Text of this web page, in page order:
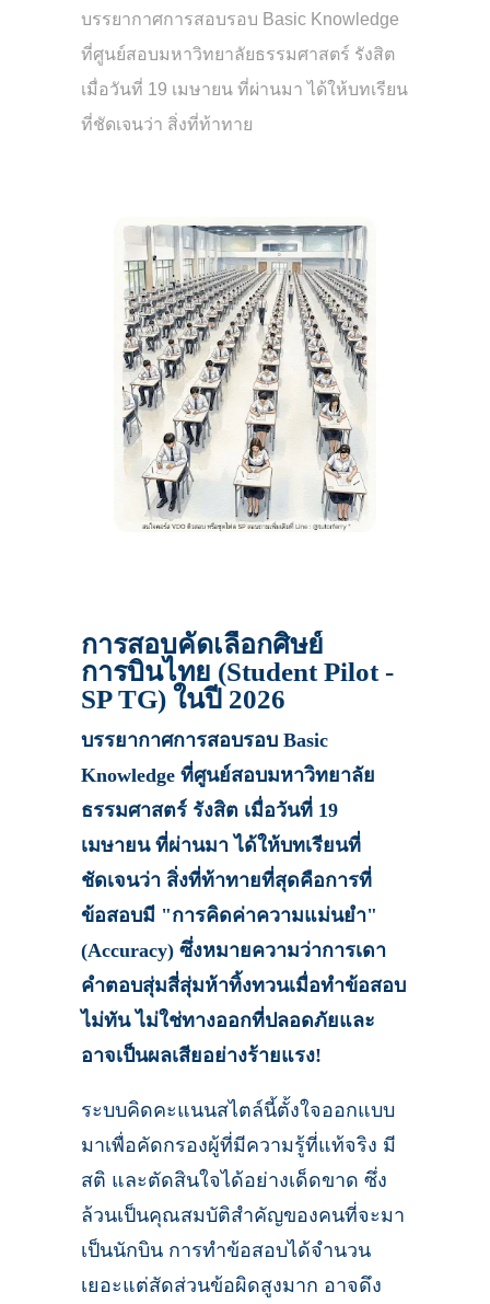
บรรยากาศการสอบรอบ Basic Knowledge
ที่ศูนย์สอบมหาวิทยาลัยธรรมศาสตร์ รังสิต
เมื่อวันที่ 19 เมษายน ที่ผ่านมา ได้ให้บทเรียน
ที่ชัดเจนว่า สิ่งที่ท้าทาย
การสอบคัดเลือกศิษย์
การบินไทย (Student Pilot -
SP TG) ในปี 2026
บรรยากาศการสอบรอบ Basic
Knowledge ที่ศูนย์สอบมหาวิทยาลัย
ธรรมศาสตร์ รังสิต เมื่อวันที่ 19
เมษายน ที่ผ่านมา ได้ให้บทเรียนที่
ชัดเจนว่า สิ่งที่ท้าทายที่สุดคือการที่
ข้อสอบมี "การคิดค่าความแม่นยำ"
(Accuracy) ซึ่งหมายความว่าการเดา
คำตอบสุ่มสี่สุ่มห้าทิ้งทวนเมื่อทำข้อสอบ
ไม่ทัน ไม่ใช่ทางออกที่ปลอดภัยและ
อาจเป็นผลเสียอย่างร้ายแรง!
ระบบคิดคะแนนสไตล์นี้ตั้งใจออกแบบ
มาเพื่อคัดกรองผู้ที่มีความรู้ที่แท้จริง มี
สติ และตัดสินใจได้อย่างเด็ดขาด ซึ่ง
ล้วนเป็นคุณสมบัติสำคัญของคนที่จะมา
เป็นนักบิน การทำข้อสอบได้จำนวน
เยอะแต่สัดส่วนข้อผิดสูงมาก อาจดึง